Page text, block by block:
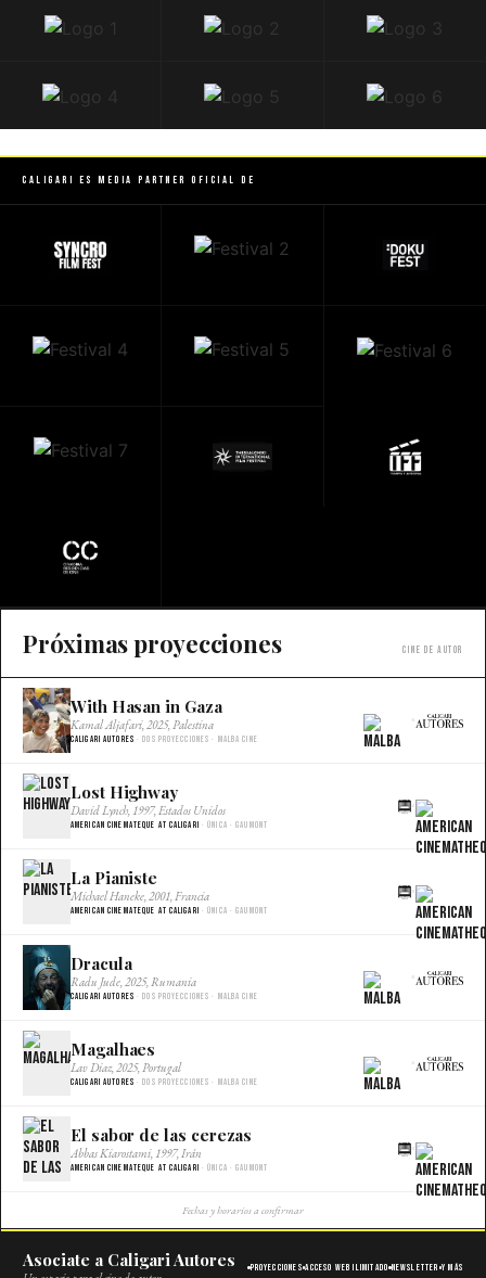
Caligari es Media Partner Oficial de
Próximas proyecciones Cine de autor
With Hasan in Gaza
Kamal Aljafari, 2025, Palestina
Caligari Autores · Dos proyecciones · Malba Cine
×
Lost Highway
David Lynch, 1997, Estados Unidos
American Cinemateque at Caligari · Única · Gaumont
×
La Pianiste
Michael Haneke, 2001, Francia
American Cinemateque at Caligari · Única · Gaumont
×
Dracula
Radu Jude, 2025, Rumania
Caligari Autores · Dos proyecciones · Malba Cine
×
Magalhaes
Lav Diaz, 2025, Portugal
Caligari Autores · Dos proyecciones · Malba Cine
×
El sabor de las cerezas
Abbas Kiarostami, 1997, Irán
American Cinemateque at Caligari · Única · Gaumont
×
Fechas y horarios a confirmar
Asociate a Caligari Autores Proyecciones Acceso web ilimitado Newsletter Y más